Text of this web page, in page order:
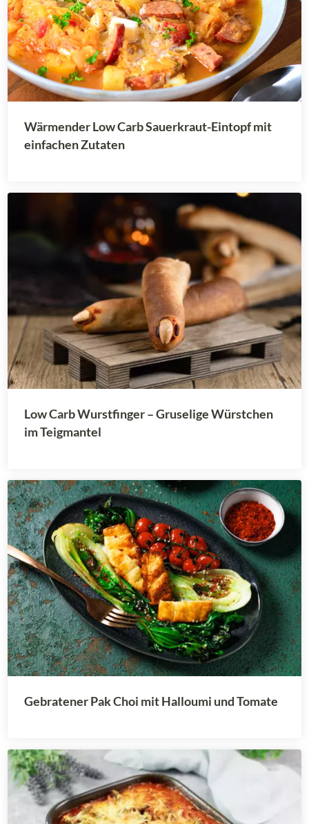
Wärmender Low Carb Sauerkraut-Eintopf mit
einfachen Zutaten
Low Carb Wurstfinger – Gruselige Würstchen
im Teigmantel
Gebratener Pak Choi mit Halloumi und Tomate